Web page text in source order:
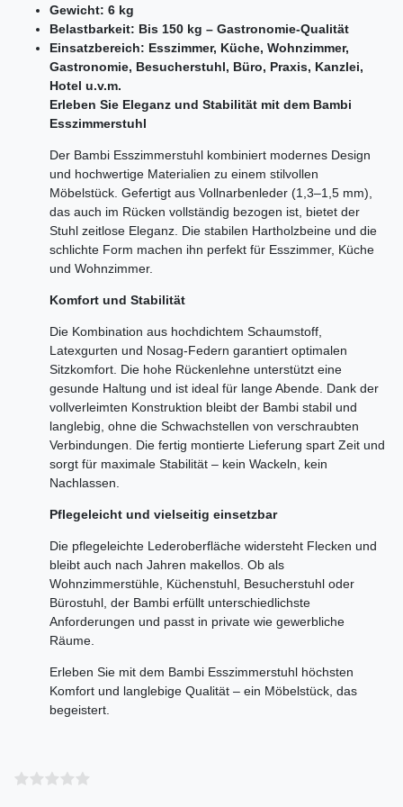
Gewicht: 6 kg
Belastbarkeit: Bis 150 kg – Gastronomie-Qualität
Einsatzbereich: Esszimmer, Küche, Wohnzimmer,
Gastronomie, Besucherstuhl, Büro, Praxis, Kanzlei,
Hotel u.v.m.
Erleben Sie Eleganz und Stabilität mit dem Bambi
Esszimmerstuhl
Der Bambi Esszimmerstuhl kombiniert modernes Design
und hochwertige Materialien zu einem stilvollen
Möbelstück. Gefertigt aus Vollnarbenleder (1,3–1,5 mm),
das auch im Rücken vollständig bezogen ist, bietet der
Stuhl zeitlose Eleganz. Die stabilen Hartholzbeine und die
schlichte Form machen ihn perfekt für Esszimmer, Küche
und Wohnzimmer.
Komfort und Stabilität
Die Kombination aus hochdichtem Schaumstoff,
Latexgurten und Nosag-Federn garantiert optimalen
Sitzkomfort. Die hohe Rückenlehne unterstützt eine
gesunde Haltung und ist ideal für lange Abende. Dank der
vollverleimten Konstruktion bleibt der Bambi stabil und
langlebig, ohne die Schwachstellen von verschraubten
Verbindungen. Die fertig montierte Lieferung spart Zeit und
sorgt für maximale Stabilität – kein Wackeln, kein
Nachlassen.
Pflegeleicht und vielseitig einsetzbar
Die pflegeleichte Lederoberfläche widersteht Flecken und
bleibt auch nach Jahren makellos. Ob als
Wohnzimmerstühle, Küchenstuhl, Besucherstuhl oder
Bürostuhl, der Bambi erfüllt unterschiedlichste
Anforderungen und passt in private wie gewerbliche
Räume.
Erleben Sie mit dem Bambi Esszimmerstuhl höchsten
Komfort und langlebige Qualität – ein Möbelstück, das
begeistert.